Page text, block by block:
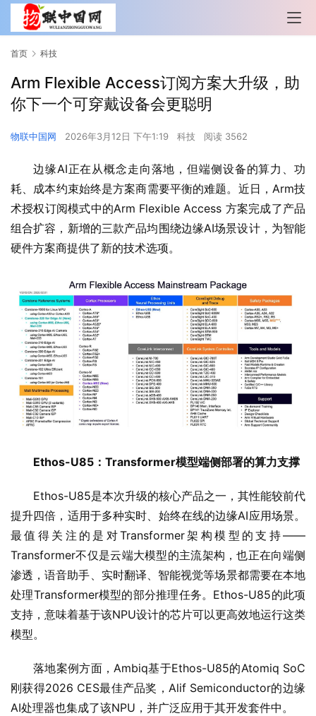
首页 科技
Arm Flexible Access订阅方案大升级，助
你下一个可穿戴设备会更聪明
物联中国网 2026年3月12日 下午1:19 科技 阅读 3562
边缘AI正在从概念走向落地，但端侧设备的算力、功
耗、成本约束始终是方案商需要平衡的难题。近日，Arm技
术授权订阅模式中的Arm Flexible Access 方案完成了产品
组合扩容，新增的三款产品均围绕边缘AI场景设计，为智能
硬件方案商提供了新的技术选项。
Ethos-U85：Transformer模型端侧部署的算力支撑
Ethos-U85是本次升级的核心产品之一，其性能较前代
提升四倍，适用于多种实时、始终在线的边缘AI应用场景。
最值得关注的是对Transformer架构模型的支持——
Transformer不仅是云端大模型的主流架构，也正在向端侧
渗透，语音助手、实时翻译、智能视觉等场景都需要在本地
处理Transformer模型的部分推理任务。Ethos-U85的此项
支持，意味着基于该NPU设计的芯片可以更高效地运行这类
模型。
落地案例方面，Ambiq基于Ethos-U85的Atomiq SoC
刚获得2026 CES最佳产品奖，Alif Semiconductor的边缘
AI处理器也集成了该NPU，并广泛应用于其开发套件中。